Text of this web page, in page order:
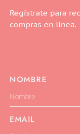
Regístrate para
compras en línea.
NOMBRE
EMAIL